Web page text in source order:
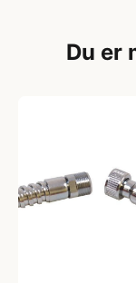
Du er